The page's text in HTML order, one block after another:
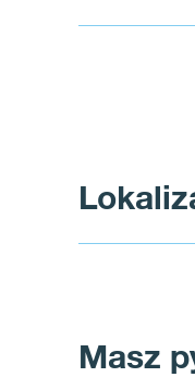
Masz